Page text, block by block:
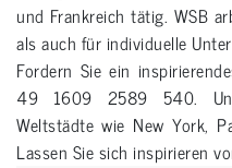
und Frankreich tätig. WSB
als auch für individuelle
Fordern Sie ein
49 1609 2589 540.
Weltstädte wie New York,
Lassen Sie sich inspirieren